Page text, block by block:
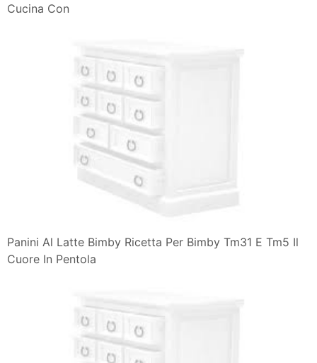
Cucina Con
Panini Al Latte Bimby Ricetta Per Bimby Tm31 E Tm5 Il
Cuore In Pentola